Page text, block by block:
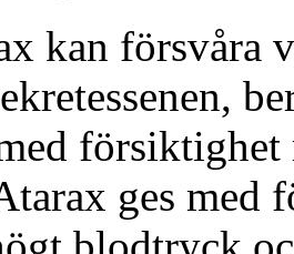
kan försvåra
ges med